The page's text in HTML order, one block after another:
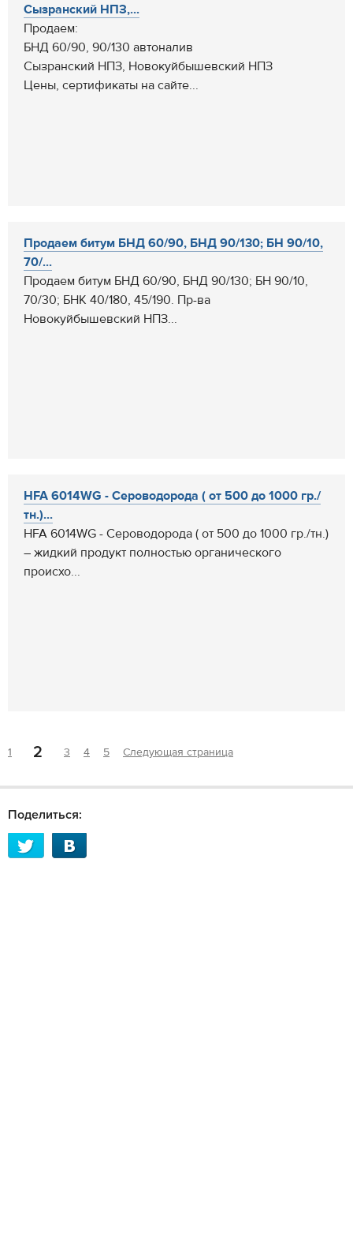
Сызранский НПЗ,...
Продаем:
БНД 60/90, 90/130 автоналив
Сызранский НПЗ, Новокуйбышевский НПЗ
Цены, сертификаты на сайте...
Продаем битум БНД 60/90, БНД 90/130; БН 90/10,
70/...
Продаем битум БНД 60/90, БНД 90/130; БН 90/10,
70/30; БНК 40/180, 45/190. Пр-ва
Новокуйбышевский НПЗ...
HFA 6014WG - Сероводорода ( от 500 до 1000 гр./
тн.)...
HFA 6014WG - Сероводорода ( от 500 до 1000 гр./тн.)
– жидкий продукт полностью органического
происхо...
1 2 3 4 5 Следующая страница
Поделиться: